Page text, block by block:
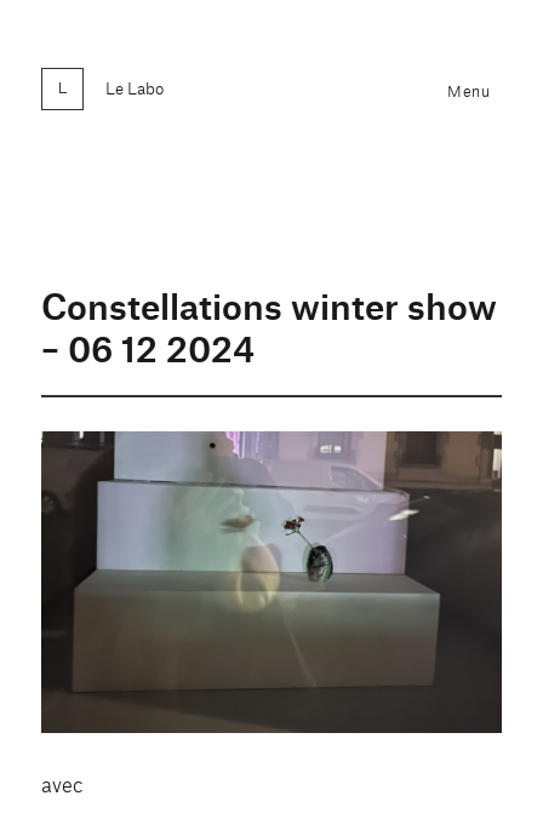
Le Labo Menu
Constellations winter show
– 06 12 2024
avec